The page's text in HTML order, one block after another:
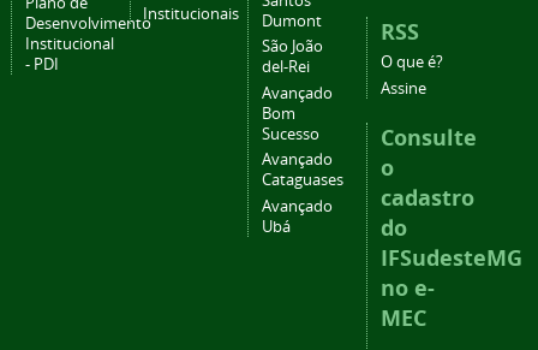
Desenvolvimento
Institucional
- PDI
Institucionais
Dumont
São João
del-Rei
Avançado
Bom
Sucesso
Avançado
Cataguases
Avançado
Ubá
RSS
O que é?
Assine
Consulte
o
cadastro
do
IFSudesteMG
no e-
MEC